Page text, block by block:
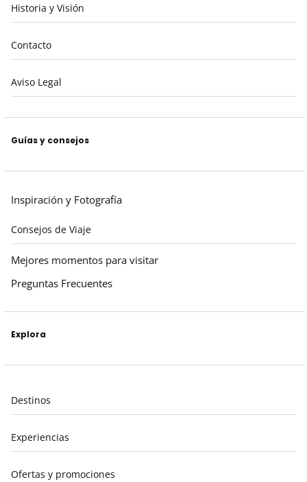
Historia y Visión
Contacto
Aviso Legal
Guías y consejos
Inspiración y Fotografía
Consejos de Viaje
Mejores momentos para visitar
Preguntas Frecuentes
Explora
Destinos
Experiencias
Ofertas y promociones